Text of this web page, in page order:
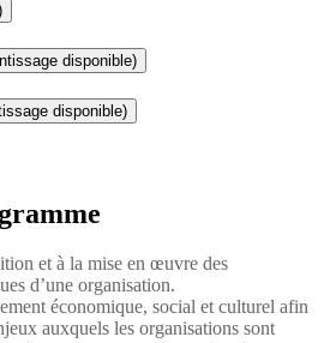
disponible)
disponible)
et à la mise en œuvre des
d’une organisation.
économique, social et culturel afin
auxquels les organisations sont